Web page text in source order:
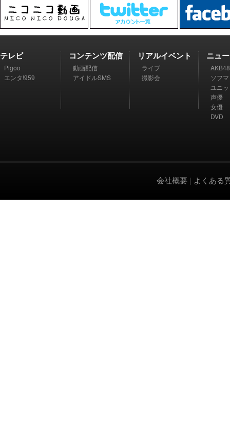
テレビ
Pigoo
エンタ!959
コンテンツ配信
動画配信
アイドルSMS
リアルイベント
ライブ
撮影会
ニュ
AKB48
ソフ
ユニ
声優
女優
DVD
会社概要 | よくある